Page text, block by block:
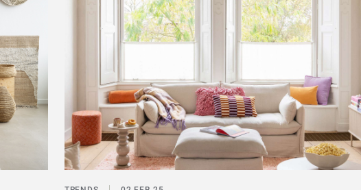
Loods 5
Alle